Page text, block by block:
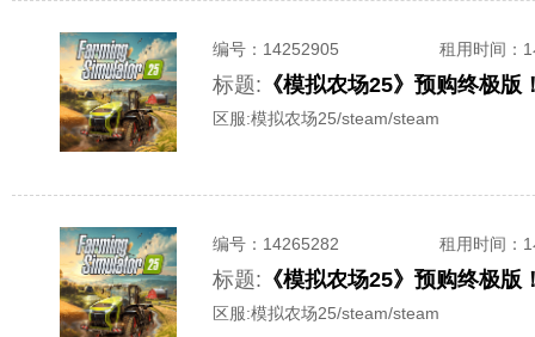
编号： 14252905 租用时间 ：
标题: 《模拟农场25》预购终极
区服:模拟农场25/steam/steam
编号： 14265282 租用时间 ：
标题: 《模拟农场25》预购终极
区服:模拟农场25/steam/steam